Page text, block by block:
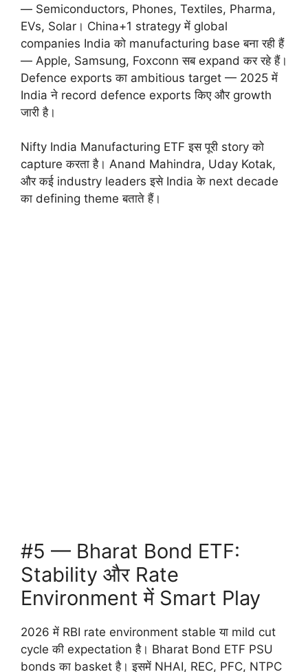
— Semiconductors, Phones, Textiles, Pharma,
EVs, Solar। China+1 strategy में global
companies India को manufacturing base बना रही हैं
— Apple, Samsung, Foxconn सब expand कर रहे हैं।
Defence exports का ambitious target — 2025 में
India ने record defence exports किए और growth
जारी है।
Nifty India Manufacturing ETF इस पूरी story को
capture करता है। Anand Mahindra, Uday Kotak,
और कई industry leaders इसे India के next decade
का defining theme बताते हैं।
#5 — Bharat Bond ETF:
Stability और Rate
Environment में Smart Play
2026 में RBI rate environment stable या mild cut
cycle की expectation है। Bharat Bond ETF PSU
bonds का basket है। इसमें NHAI, REC, PFC, NTPC